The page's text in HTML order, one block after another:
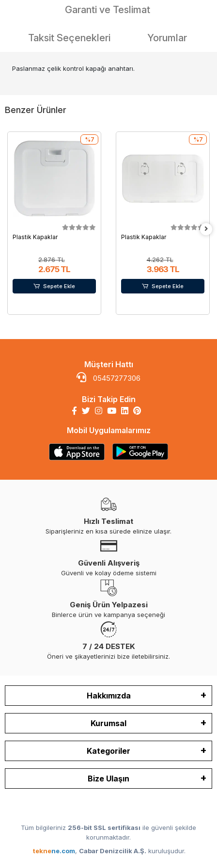
Garanti ve Teslimat
Taksit Seçenekleri Yorumlar
Paslanmaz çelik kontrol kapağı anahtarı.
Benzer Ürünler
Plastik Kapaklar
2.876 TL
2.675 TL
%7
Sepete Ekle
Plastik Kapaklar
4.262 TL
3.963 TL
%7
Sepete Ekle
Müşteri Hattı
05457277306
Bizi Takip Edin
Mobil Uygulamalarımız
Hızlı Teslimat
Siparişleriniz en kısa sürede elinize ulaşır.
Güvenli Alışveriş
Güvenli ve kolay ödeme sistemi
Geniş Ürün Yelpazesi
Binlerce ürün ve kampanya seçeneği
7 / 24 DESTEK
Öneri ve şikayetlerinizi bize iletebilirsiniz.
Hakkımızda
Kurumsal
Kategoriler
Bize Ulaşın
Tüm bilgileriniz 256-bit SSL sertifikası ile güvenli şekilde
korunmaktadır.
teknene.com, Cabar Denizcilik A.Ş. kuruluşudur.